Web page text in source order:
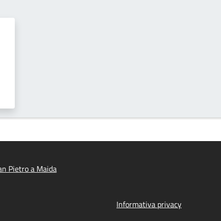
Pietro a Maida
Informativa privacy